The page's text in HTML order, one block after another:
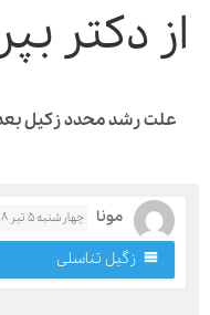
دکتر
رشد محدد زکیل بعد از
مونا چهارشنبه ۵ تیر ۹۸( 7 سال پیش)
زگیل تناسلی